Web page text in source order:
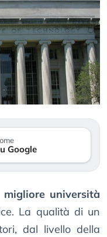
Google
migliore università
La qualità di un
dal livello della